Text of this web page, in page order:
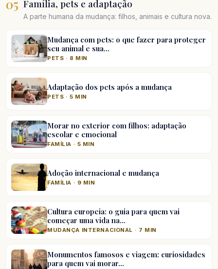
05 Família, pets e adaptação
A parte humana da mudança: filhos, animais e cultura nova.
Mudança com pets: o que fazer para proteger
seu animal e sua…
PETS · 8 MIN
Adaptação dos pets após a mudança
PETS · 5 MIN
Morar no exterior com filhos: adaptação
escolar e emocional
FAMÍLIA · 5 MIN
Adoção internacional e mudança
FAMÍLIA · 9 MIN
Cultura europeia: o guia para quem vai
começar uma vida na…
MUDANÇA INTERNACIONAL · 7 MIN
Monumentos famosos e viagem: curiosidades
para quem vai morar…